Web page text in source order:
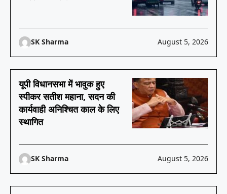
SK Sharma August 5, 2026
यूपी विधानसभा में भावुक हुए
स्पीकर सतीश महाना, सदन की
कार्यवाही अनिश्चित काल के लिए
स्थागित
SK Sharma August 5, 2026